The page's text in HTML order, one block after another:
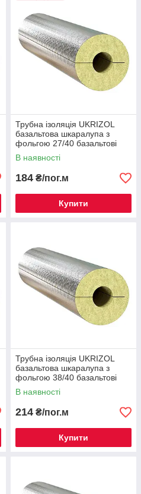
Трубна ізоляція UKRIZOL
базальтова шкаралупа з
фольгою 27/40 базальтові
циліндри
В наявності
184 ₴/пог.м
Купити
Трубна ізоляція UKRIZOL
базальтова шкаралупа з
фольгою 38/40 базальтові
циліндри
В наявності
214 ₴/пог.м
Купити